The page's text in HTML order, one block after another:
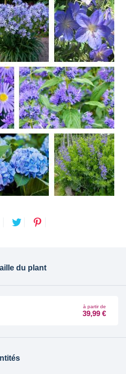
du plant
à partir de
39,99 €